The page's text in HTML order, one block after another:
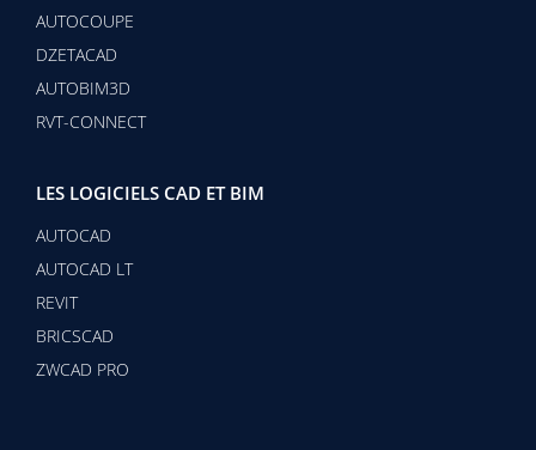
AUTOCOUPE
DZETACAD
AUTOBIM3D
RVT-CONNECT
LES LOGICIELS CAD ET BIM
AUTOCAD
AUTOCAD LT
REVIT
BRICSCAD
ZWCAD PRO